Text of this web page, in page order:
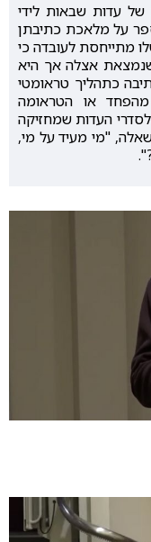
של עדות שבאות לידי
על מלאכת כתיבתן
מתייחסת לעובדה כי
אצלה אך היא
כתהליך טראומטי
או הטראומה
העדות שמחזיקה
"מי מעיד על מי,